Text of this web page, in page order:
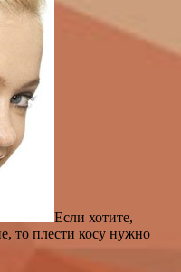
Если хотите,
то плести косу нужно